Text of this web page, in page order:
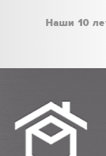
Наши 10